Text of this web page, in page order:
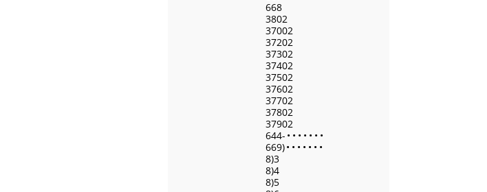
668
3802
37002
37202
37302
37402
37502
37602
37702
37802
37902
644- • • • • • • •
669)• • • • • • •
8)3
8)4
8)5